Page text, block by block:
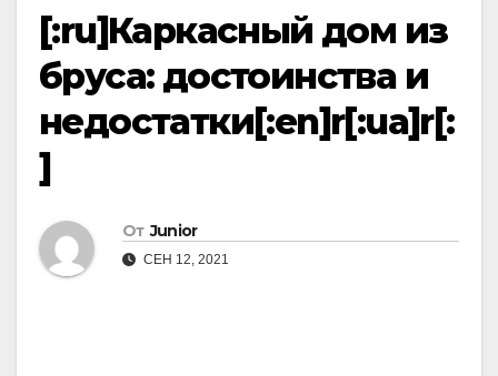
[:ru]Каркасный дом из
бруса: достоинства и
недостатки[:en]r[:ua]r[:
]
От Junior
СЕН 12, 2021